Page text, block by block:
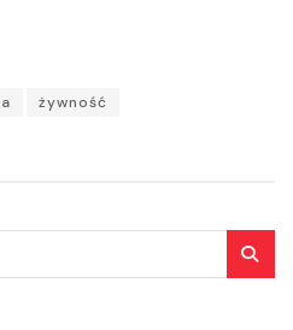
żywność